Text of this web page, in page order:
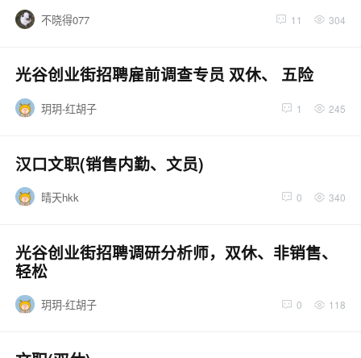
不晓得077 11 304
光谷创业街招聘雇前调查专员 双休、 五险
玥玥-红胡子 1 245
汉口文职(销售内勤、文员)
晴天hkk 0 340
光谷创业街招聘调研分析师，双休、非销售、
轻松
玥玥-红胡子 0 118